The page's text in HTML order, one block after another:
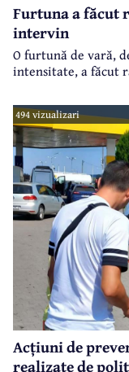
Furtuna a făcut
intervin
O furtună de vară,
intensitate, a făcut
494 vizualizari
Acțiuni de
realizate de